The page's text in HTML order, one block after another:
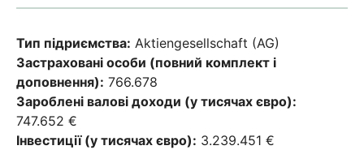
Тип підриємства: Aktiengesellschaft (AG)
Застраховані особи (повний комплект і
доповнення): 766.678
Зароблені валові доходи (у тисячах євро):
747.652 €
Інвестиції (у тисячах євро): 3.239.451 €